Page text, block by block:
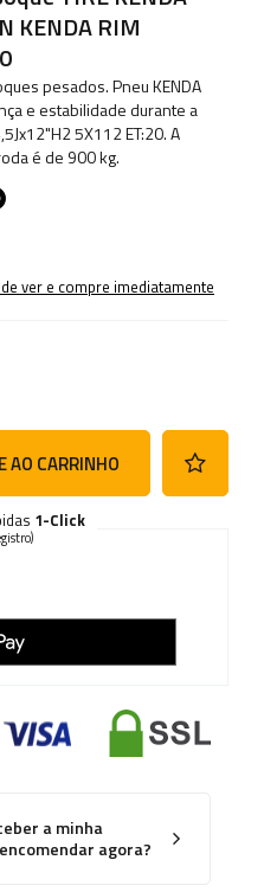
KENDA RIM
pesados. Pneu KENDA
e estabilidade durante a
5X112 ET:20. A
é de 900 kg.
ver e compre imediatamente
AO CARRINHO
1-Click
a minha
agora?